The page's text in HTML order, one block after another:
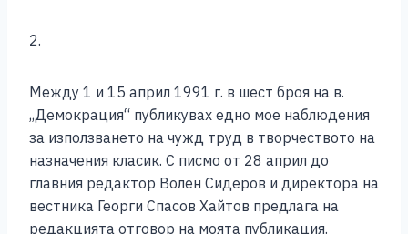
2.
Между 1 и 15 април 1991 г. в шест броя на в.
,,Демокрация“ публикувах едно мое наблюдения
за използването на чужд труд в творчеството на
назначения класик. С писмо от 28 април до
главния редактор Волен Сидеров и директора на
вестника Георги Спасов Хайтов предлага на
редакцията отговор на моята публикация.